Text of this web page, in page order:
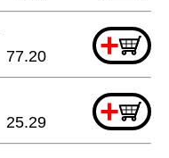
+
77.20
+
25.29